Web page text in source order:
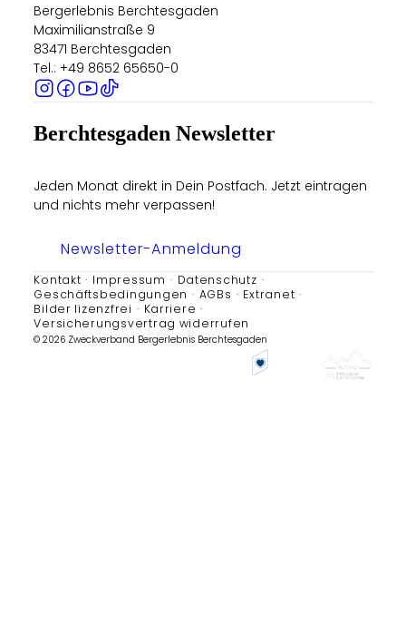
Bergerlebnis Berchtesgaden
Maximilianstraße 9
83471 Berchtesgaden
Tel.: +49 8652 65650-0
Berchtesgaden Newsletter
Jeden Monat direkt in Dein Postfach. Jetzt eintragen
und nichts mehr verpassen!
Newsletter-Anmeldung
Kontakt Impressum
Datenschutz
Geschäftsbedingungen
AGBs
Extranet
Bilder lizenzfrei
Karriere
Versicherungsvertrag widerrufen
© 2026 Zweckverband Bergerlebnis Berchtesgaden